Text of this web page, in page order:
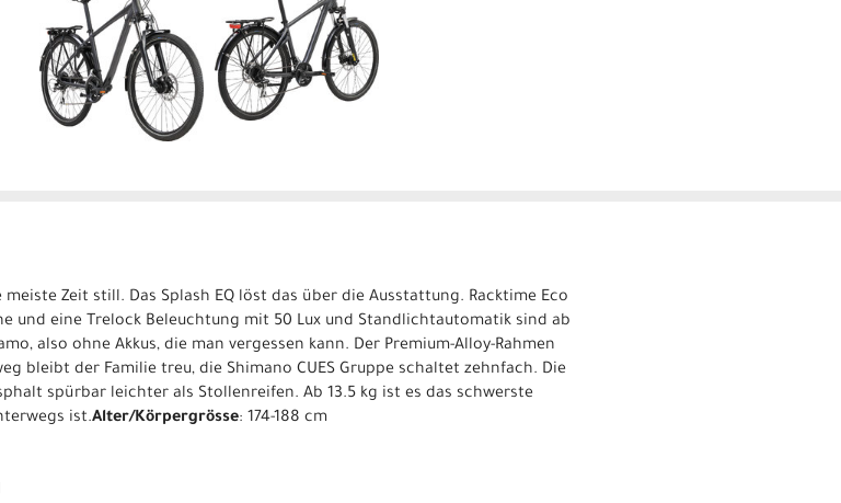
Zeit still. Das Splash EQ löst das über die Ausstattung. Racktime Eco
und eine Trelock Beleuchtung mit 50 Lux und Standlichtautomatik sind ab
also ohne Akkus, die man vergessen kann. Der Premium-Alloy-Rahmen
bleibt der Familie treu, die Shimano CUES Gruppe schaltet zehnfach. Die
spürbar leichter als Stollenreifen. Ab 13.5 kg ist es das schwerste
ist.Alter/Körpergrösse: 174-188 cm